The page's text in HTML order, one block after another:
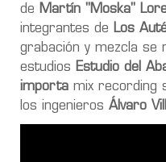
de
Martín "Moska"
integrantes de Los
grabación y mezcla se
estudios Estudio del
importa mix recording
los ingenieros Álvaro